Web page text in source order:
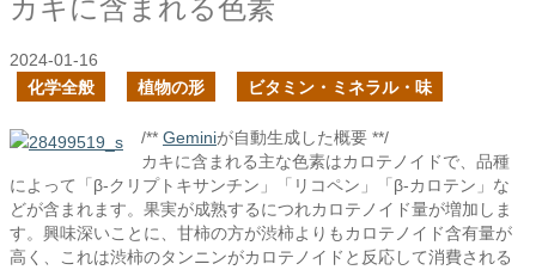
カキに含まれる色素
2024-01-16
化学全般
植物の形 ビタミン・ミネラル・味
/** Geminiが自動生成した概要 **/
カキに含まれる主な色素はカロテノイドで、品種
によって「β-クリプトキサンチン」「リコペン」「β-カロテン」な
どが含まれます。果実が成熟するにつれカロテノイド量が増加しま
す。興味深いことに、甘柿の方が渋柿よりもカロテノイド含有量が
高く、これは渋柿のタンニンがカロテノイドと反応して消費される